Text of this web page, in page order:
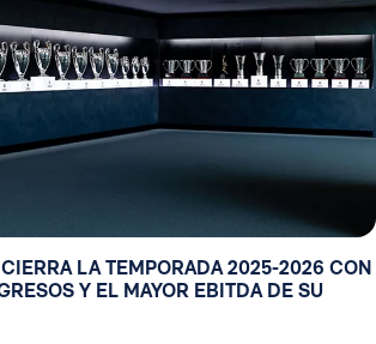
LA TEMPORADA 2025-2026 CON
Y EL MAYOR EBITDA DE SU